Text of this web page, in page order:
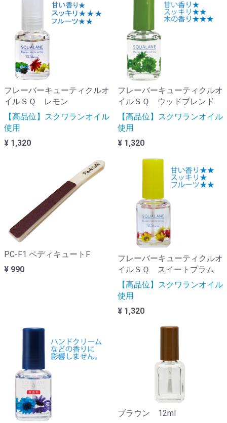
フレーバーキューティクルオ
イルＳＱ レモン
【高品位】スクワランオイル
使用
¥ 1,320
フレーバーキューティクルオ
イルＳＱ ウッドブレンド
【高品位】スクワランオイル
使用
¥ 1,320
PC-F1 ペディキュートF
¥ 990
フレーバーキューティクルオ
イルＳＱ スイートプラム
【高品位】スクワランオイル
使用
¥ 1,320
ブラウン 12ml